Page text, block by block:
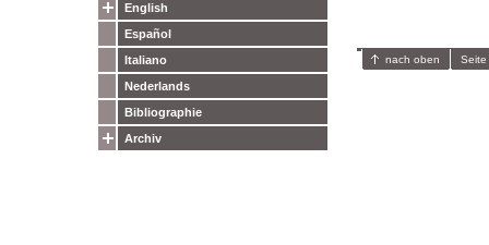
English
Español
Italiano
Nederlands
Bibliographie
Archiv
nach oben Seite